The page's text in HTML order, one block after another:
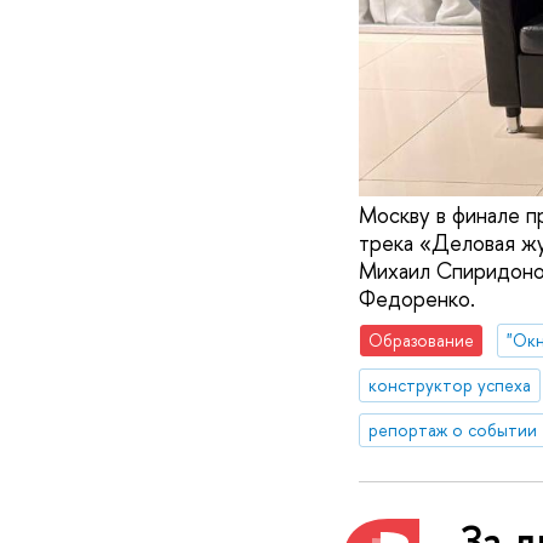
Москву в финале
трека «Деловая
Михаил
Федоренко.
Образование
конструктор успеха
репортаж о событии